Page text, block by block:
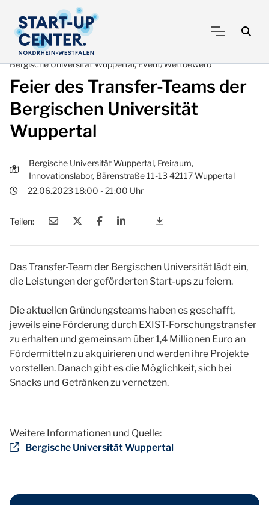
Bergische Universität Wuppertal, Event/Wettbewerb
Feier des Transfer-Teams der
Bergischen Universität
Wuppertal
Bergische Universität Wuppertal, Freiraum,
Innovationslabor, Bärenstraße 11-13 42117 Wuppertal
22.06.2023 18:00 - 21:00 Uhr
Teilen:
Feier des Transfer-
Das Transfer-Team der Bergischen Universität lädt ein,
die Leistungen der geförderten Start-ups zu feiern.
Die aktuellen Gründungsteams haben es geschafft,
jeweils eine Förderung durch EXIST-Forschungstransfer
zu erhalten und gemeinsam über 1,4 Millionen Euro an
Fördermitteln zu akquirieren und werden ihre Projekte
vorstellen. Danach gibt es die Möglichkeit, sich bei
Snacks und Getränken zu vernetzen.
Weitere Informationen und Quelle:
Bergische Universität Wuppertal